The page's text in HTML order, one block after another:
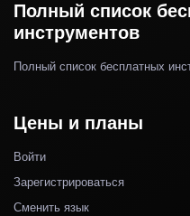
Полный список
инструментов
Полный список бесплатных
Цены и планы
Войти
Зарегистрироваться
Сменить язык